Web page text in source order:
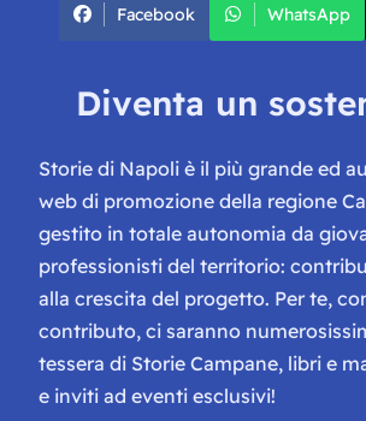
Facebook WhatsApp
Diventa un
Storie di Napoli è il più grande ed
web di promozione della regione
gestito in totale autonomia da
professionisti del territorio:
alla crescita del progetto. Per te,
contributo, ci saranno
tessera di Storie Campane, libri e
e inviti ad eventi esclusivi!